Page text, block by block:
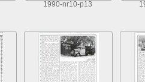
1990-nr10-p13